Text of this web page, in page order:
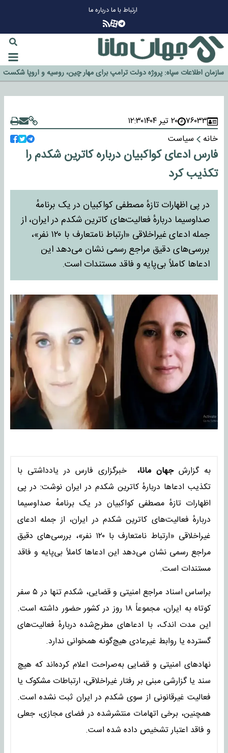
ارتباط با مادرباره ما
گزینه جدایی اوسمار روی میز مدیران پرسپولیس
آیا رئیس جمهور آمریکا قانون را دور می‌زند؟
اخراج رسمی چهره نامدار از پرسپولیس
سازمان اطلاعات سپاه: پروژه دولت ترامپ برای مهار چین، روسیه و اروپا شکست
خورد
۷۶۰۳۳ ۲۰ تیر ۱۴۰۴
۱۲:۳۰
خانه
سیاست
فارس ادعای کواکبیان درباره کاترین شکدم را
تکذیب کرد
در پی اظهارات تازهٔ مصطفی کواکبیان در یک برنامهٔ
صداوسیما دربارهٔ فعالیت‌های کاترین شکدم در ایران، از
جمله ادعای غیراخلاقی «ارتباط نامتعارف با ۱۲۰ نفر»،
بررسی‌های دقیق مراجع رسمی نشان می‌دهد این
ادعاها کاملاً بی‌پایه و فاقد مستندات است.
به گزارش جهان مانا، خبرگزاری فارس در یادداشتی با
تکذیب ادعاها دربارهٔ کاترین شکدم در ایران نوشت: در پی
اظهارات تازهٔ مصطفی کواکبیان در یک برنامهٔ صداوسیما
دربارهٔ فعالیت‌های کاترین شکدم در ایران، از جمله ادعای
غیراخلاقی «ارتباط نامتعارف با ۱۲۰ نفر»، بررسی‌های دقیق
مراجع رسمی نشان می‌دهد این ادعاها کاملاً بی‌پایه و فاقد
مستندات است.
براساس اسناد مراجع امنیتی و قضایی، شکدم تنها در ۵ سفر
کوتاه به ایران، مجموعاً ۱۸ روز در کشور حضور داشته است.
این مدت اندک، با ادعاهای مطرح‌شده دربارهٔ فعالیت‌های
گسترده یا روابط غیرعادی هیچ‌گونه همخوانی ندارد.
نهادهای امنیتی و قضایی به‌صراحت اعلام کرده‌اند که هیچ
سند یا گزارشی مبنی بر رفتار غیراخلاقی، ارتباطات مشکوک یا
فعالیت غیرقانونی از سوی شکدم در ایران ثبت نشده است.
همچنین، برخی اتهامات منتشرشده در فضای مجازی، جعلی
و فاقد اعتبار تشخیص داده شده است.